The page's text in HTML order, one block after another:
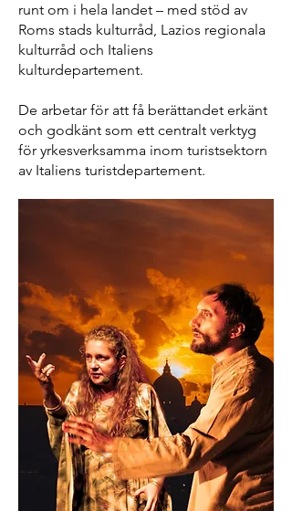
runt om i hela landet – med stöd av
Roms stads kulturråd, Lazios regionala
kulturråd och Italiens
kulturdepartement.
De arbetar för att få berättandet erkänt
och godkänt som ett centralt verktyg
för yrkesverksamma inom turistsektorn
av Italiens turistdepartement.